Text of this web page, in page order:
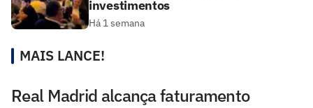
investimentos
Há 1 semana
MAIS LANCE!
Real Madrid alcança faturamento